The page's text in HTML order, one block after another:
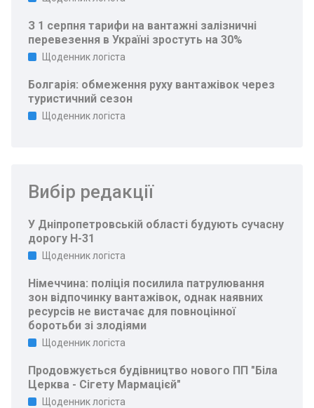
З 1 серпня тарифи на вантажні залізничні
перевезення в Україні зростуть на 30%
Щоденник логіста
Болгарія: обмеження руху вантажівок через
туристичний сезон
Щоденник логіста
Вибір редакції
У Дніпропетровській області будують сучасну
дорогу Н-31
Щоденник логіста
Німеччина: поліція посилила патрулювання
зон відпочинку вантажівок, однак наявних
ресурсів не вистачає для повноцінної
боротьби зі злодіями
Щоденник логіста
Продовжується будівництво нового ПП "Біла
Церква - Сігету Мармацієй"
Щоденник логіста